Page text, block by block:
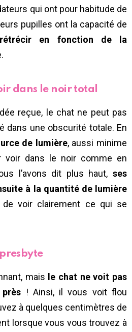
qui ont pour habitude de
pupilles ont la capacité de
en fonction de la
dans le noir total
reçue, le chat ne peut pas
dans une obscurité totale. En
de lumière, aussi minime
voir dans le noir comme en
l’avons dit plus haut, ses
à la quantité de lumière
voir clairement ce qui se
mais le chat ne voit pas
! Ainsi, il vous voit flou
à quelques centimètres de
lorsque vous vous trouvez à